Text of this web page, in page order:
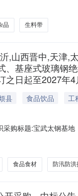
束时间:2026-04-
品 生料带
,山西晋中,天津,
、基座式玻璃钢
之日起至2027年
县 食品饮品
工
购标题:宝武太钢基
至2027年4月30日寻
食品食材 防汛防洪